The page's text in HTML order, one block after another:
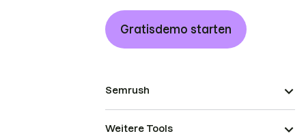
Gratisdemo starten
Semrush
Weitere Tools